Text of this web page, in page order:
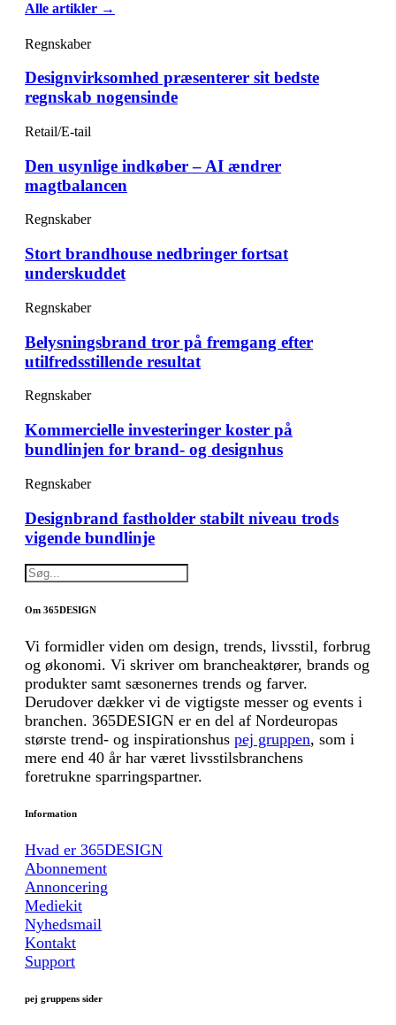
Alle artikler →
Regnskaber
Designvirksomhed præsenterer sit bedste
regnskab nogensinde
Retail/E-tail
Den usynlige indkøber – AI ændrer
magtbalancen
Regnskaber
Stort brandhouse nedbringer fortsat
underskuddet
Regnskaber
Belysningsbrand tror på fremgang efter
utilfredsstillende resultat
Regnskaber
Kommercielle investeringer koster på
bundlinjen for brand- og designhus
Regnskaber
Designbrand fastholder stabilt niveau trods
vigende bundlinje
Om 365DESIGN
Vi formidler viden om design, trends, livsstil, forbrug
og økonomi. Vi skriver om brancheaktører, brands og
produkter samt sæsonernes trends og farver.
Derudover dækker vi de vigtigste messer og events i
branchen. 365DESIGN er en del af Nordeuropas
største trend- og inspirationshus pej gruppen, som i
mere end 40 år har været livsstilsbranchens
foretrukne sparringspartner.
Information
Hvad er 365DESIGN
Abonnement
Annoncering
Mediekit
Nyhedsmail
Kontakt
Support
pej gruppens sider